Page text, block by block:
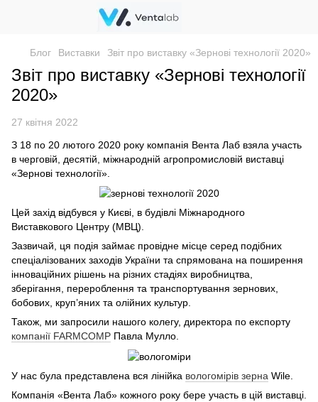
Блог Виставки Звіт про виставку «Зернові технології 2020»
Звіт про виставку «Зернові технології
2020»
27 квітня 2022
З 18 по 20 лютого 2020 року компанія Вента Лаб взяла участь
в черговій, десятій, міжнародній агропромисловій виставці
«Зернові технології»
Цей захід відбувся у Києві, в будівлі Міжнародного
Виставкового Центру (МВЦ).
Зазвичай, ця подія займає провідне місце серед подібних
спеціалізованих заходів України та спрямована на поширення
інноваційних рішень на різних стадіях виробництва,
зберігання, перероблення та транспортування зернових,
бобових, круп’яних та олійних культур.
Також, ми запросили нашого колегу, директора по експорту
компанії FARMCOMP Павла Мулло.
У нас була представлена вся лінійка вологомірів зерна Wile.
Компанія «Вента Лаб» кожного року бере участь в цій виставці.